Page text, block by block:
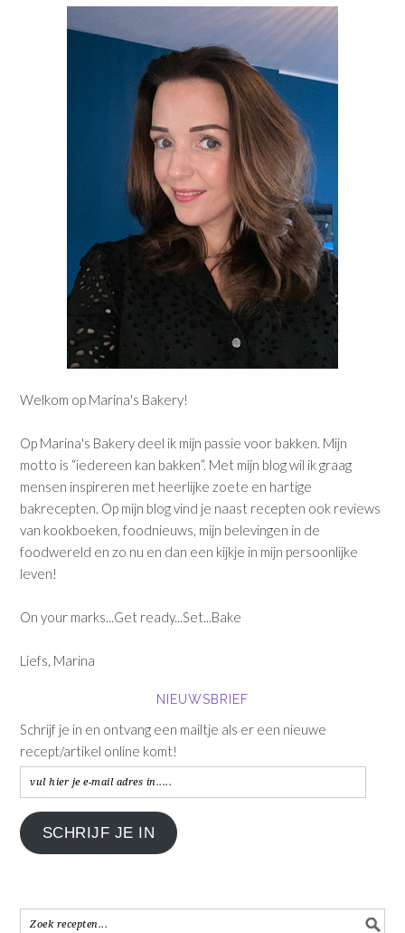
Welkom op Marina's Bakery!
Op Marina's Bakery deel ik mijn passie voor bakken. Mijn
motto is “iedereen kan bakken”. Met mijn blog wil ik graag
mensen inspireren met heerlijke zoete en hartige
bakrecepten. Op mijn blog vind je naast recepten ook reviews
van kookboeken, foodnieuws, mijn belevingen in de
foodwereld en zo nu en dan een kijkje in mijn persoonlijke
leven!
On your marks...Get ready...Set...Bake
Liefs, Marina
NIEUWSBRIEF
Schrijf je in en ontvang een mailtje als er een nieuwe
recept/artikel online komt!
vul
hier
je
e-
in.....
SCHRIJF JE IN